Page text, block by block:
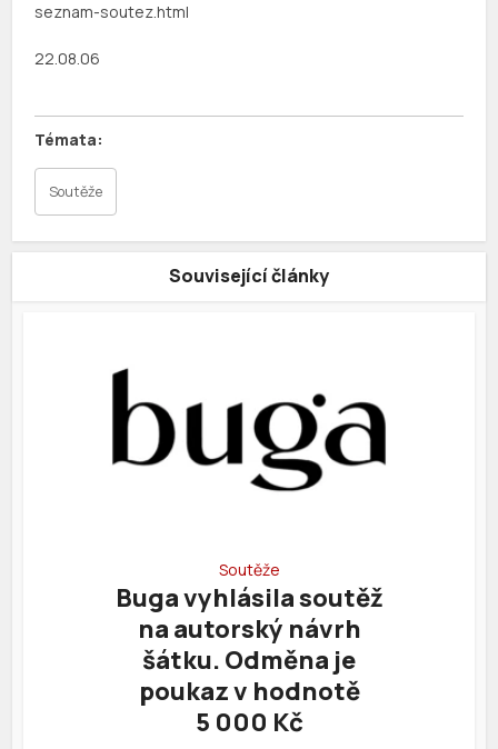
seznam-soutez.html
22.08.06
Soutěže
Související články
Soutěže
Buga vyhlásila soutěž
na autorský návrh
šátku. Odměna je
poukaz v hodnotě
5 000 Kč